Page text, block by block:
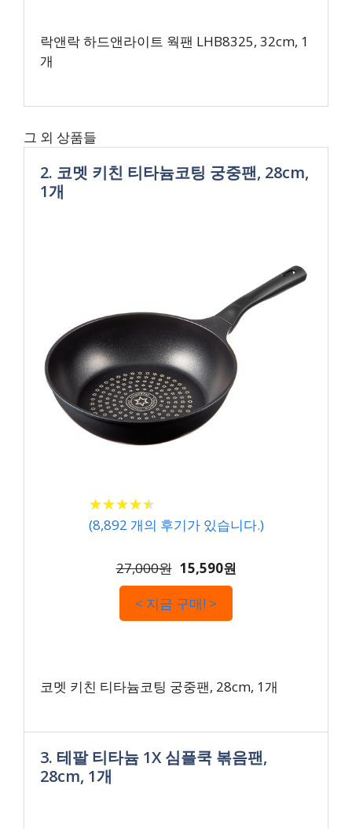
락앤락 하드앤라이트 웍팬 LHB8325, 32cm, 1
개
그 외 상품들
2. 코멧 키친 티타늄코팅 궁중팬, 28cm,
1개
★★★★★
★★★★★
(8,892 개의 후기가 있습니다.)
27,000원 15,590원
< 지금 구매! >
코멧 키친 티타늄코팅 궁중팬, 28cm, 1개
3. 테팔 티타늄 1X 심플쿡 볶음팬,
28cm, 1개